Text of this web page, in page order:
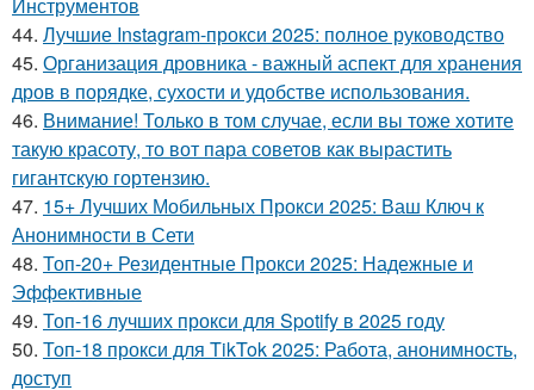
44. Лучшие Instagram-прокси 2025: полное руководство
45. Организация дровника - важный аспект для хранения
дров в порядке, сухости и удобстве использования.
46. Внимание! Только в том случае, если вы тоже хотите
такую красоту, то вот пара советов как вырастить
гигантскую гортензию.
47. 15+ Лучших Мобильных Прокси 2025: Ваш Ключ к
Анонимности в Сети
48. Топ-20+ Резидентные Прокси 2025: Надежные и
Эффективные
49. Топ-16 лучших прокси для Spotify в 2025 году
50. Топ-18 прокси для TikTok 2025: Работа, анонимность,
доступ